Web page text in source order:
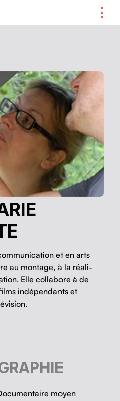
⋮
et en arts
au mon­tage, à la réal­i­
Elle col­la­bore à de
indépen­dants et
moyen